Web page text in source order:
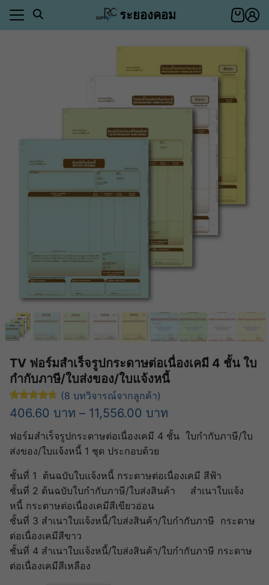
Skip
ระยองคอม
องคุณ
TV ฟอร์มสำเร็จรูปกระดาษต่อเนื่องเคมี 4 ชั้น ใบ
กำกับภาษี/ใบส่งของ/ใบแจ้งหนี้
ให้คะแนน 4.75จาก 5 คะแนนเต็มบน
(8 บทวิจารณ์จากลูกค้า)
406.60 บาท – 11,556.00 บาท
range:
through
11,556.00 บาท
ฟอร์มสำเร็จรูปกระดาษต่อเนื่องเคมี 4 ชั้น ใบกำกับภาษี/ใบ
ส่งของ/ใบแจ้งหนี้ 1 ชุด ประกอบด้วย
ชั้นที่ 1 ต้นฉบับใบแจ้งหนี้ กระดาษต่อเนื่องเคมี สีฟ้า
ชั้นที่ 2 ต้นฉบับใบกำกับภาษี/ใบส่งสินค้า สำเนาใบแจ้ง
หนี้ กระดาษต่อเนื่องเคมีสีเขียวอ่อน
ชั้นที่ 3 สำเนาใบแจ้งหนี้/ใบส่งสินค้า/ใบกำกับภาษี กระดาษ
ต่อเนื่องเคมีสีขาว
ชั้นที่ 4 สำเนาใบแจ้งหนี้/ใบส่งสินค้า/ใบกำกับภาษี กระดาษ
ต่อเนื่องเคมีสีเหลือง